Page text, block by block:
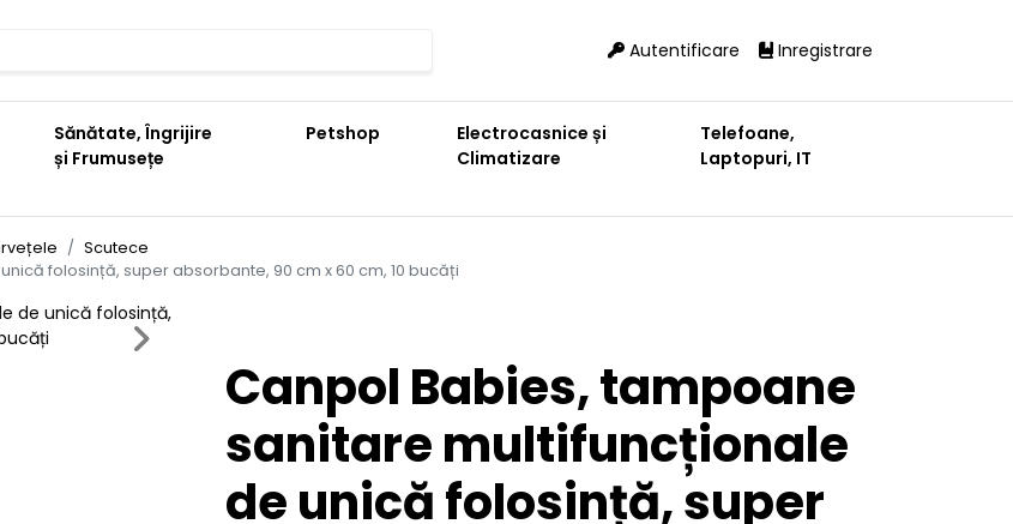
Autentificare Inregistrare
Sănătate, Îngrijire
și Frumusețe
Petshop
Electrocasnice și
Climatizare
Telefoane,
Laptopuri, IT
Scutece
folosință, super absorbante, 90 cm x 60 cm, 10 bucăți
Next
Canpol Babies, tampoane
sanitare multifuncționale
de unică folosință, super